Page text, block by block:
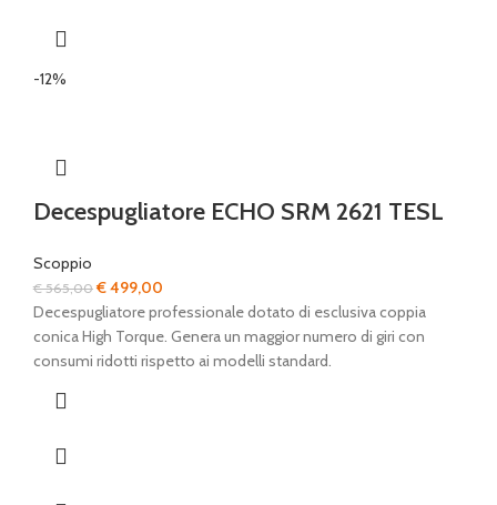
-12%
Decespugliatore ECHO SRM 2621 TESL
Scoppio
€565,00Il
prezzo
originale
era:
€499,00
prezzo
attuale
è:
Decespugliatore professionale dotato di esclusiva coppia
conica High Torque. Genera un maggior numero di giri con
consumi ridotti rispetto ai modelli standard.